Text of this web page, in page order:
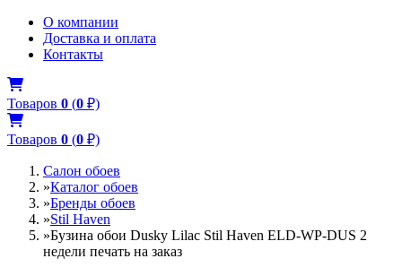
О компании
Доставка и оплата
Контакты
Товаров 0 (0 ₽)
Товаров 0 (0 ₽)
Салон обоев
»Каталог обоев
»Бренды обоев
»Stil Haven
»Бузина обои Dusky Lilac Stil Haven ELD-WP-DUS 2
недели печать на заказ